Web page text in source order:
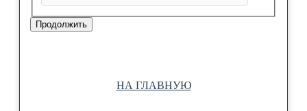
Продолжить
НА ГЛАВНУЮ